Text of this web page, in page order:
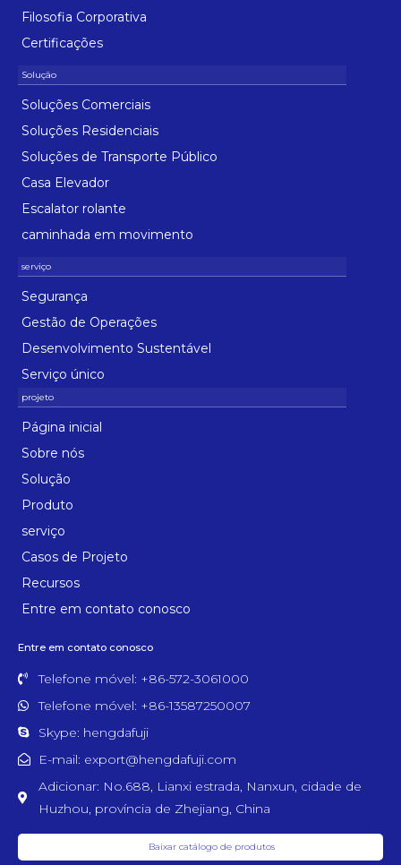
Filosofia Corporativa
Certificações
Soluções Comerciais
Soluções Residenciais
Soluções de Transporte Público
Casa Elevador
Escalator rolante
caminhada em movimento
Segurança
Gestão de Operações
Desenvolvimento Sustentável
Serviço único
Página inicial
Sobre nós
Solução
Produto
serviço
Casos de Projeto
Recursos
Entre em contato conosco
Entre em contato conosco
Telefone móvel: +86-572-3061000
Telefone móvel: +86-13587250007
Skype: hengdafuji
E-mail: export@hengdafuji.com
Adicionar: No.688, Lianxi estrada, Nanxun, cidade de
Huzhou, província de Zhejiang, China
Baixar catálogo de produtos